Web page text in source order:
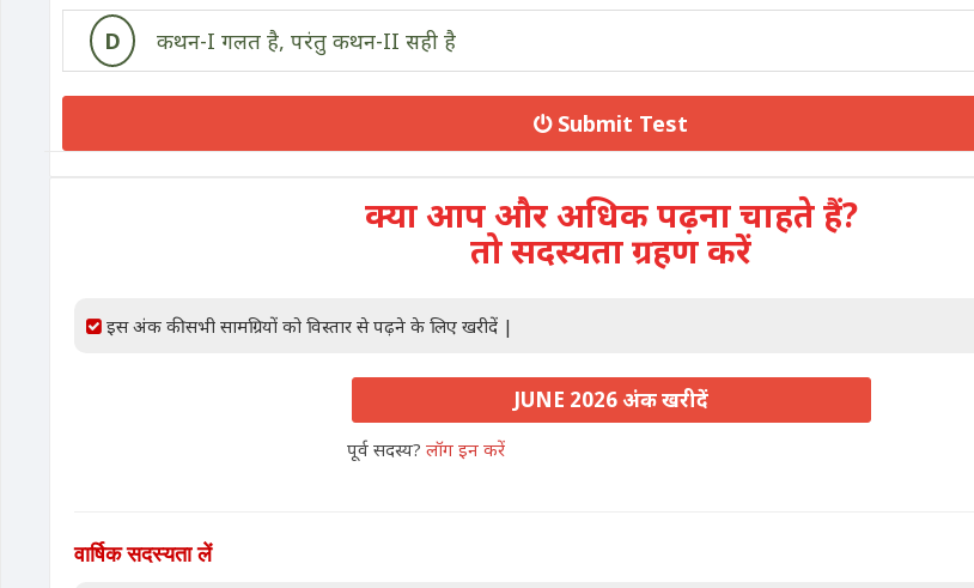
D कथन-I गलत है, परंतु कथन-II सही है
Submit Test
क्या आप और अधिक पढ़ना चाहते हैं?
तो सदस्यता ग्रहण करें
इस अंक की सभी सामग्रियों को विस्तार से पढ़ने के लिए खरीदें |
JUNE 2026 अंक खरीदें
पूर्व सदस्य?लॉग इन करें
वार्षिक सदस्यता लें